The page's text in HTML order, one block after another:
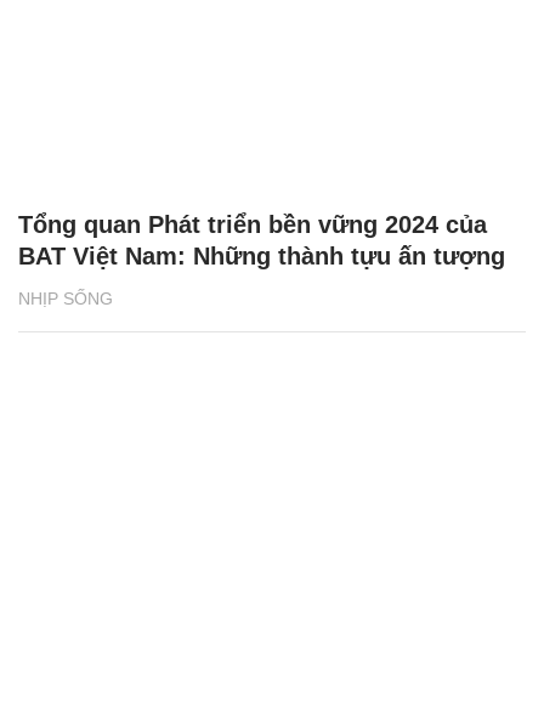
NHỊP SỐNG
Tổng quan Phát triển bền vững 2024 của
BAT Việt Nam: Những thành tựu ấn tượng